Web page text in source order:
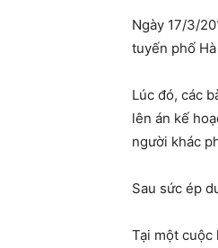
Ngày 17/3/
tuyến phố
Lúc đó, các
lên án kế
người khác
Sau sức ép
Tại một cuộc